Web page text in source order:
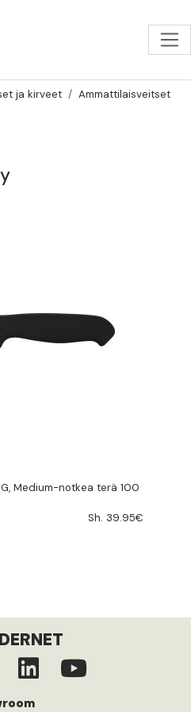
ja kirveet
Ammattilaisveitset
Medium-notkea terä 100
Sh. 39.95€